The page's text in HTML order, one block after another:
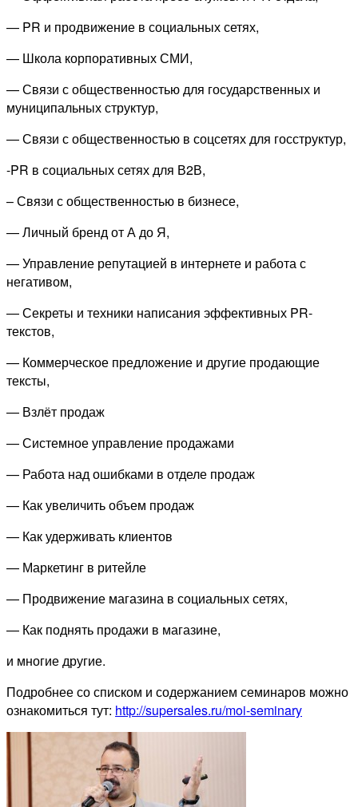
— PR и продвижение в социальных сетях,
— Школа корпоративных СМИ,
— Связи с общественностью для государственных и
муниципальных структур,
— Связи с общественностью в соцсетях для госструктур,
-PR в социальных сетях для В2В,
– Связи с общественностью в бизнесе,
— Личный бренд от А до Я,
— Управление репутацией в интернете и работа с
негативом,
— Секреты и техники написания эффективных PR-
текстов,
— Коммерческое предложение и другие продающие
тексты,
— Взлёт продаж
— Системное управление продажами
— Работа над ошибками в отделе продаж
— Как увеличить объем продаж
— Как удерживать клиентов
— Маркетинг в ритейле
— Продвижение магазина в социальных сетях,
— Как поднять продажи в магазине,
и многие другие.
Подробнее со списком и содержанием семинаров можно
ознакомиться тут: http://supersales.ru/moi-seminary